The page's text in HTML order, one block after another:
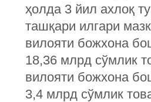
ҳолда 3 йил ахлоқ
ташқари илгари
вилояти божхона
18,36 млрд сўмлик
вилояти божхона
3,4 млрд сўмлик